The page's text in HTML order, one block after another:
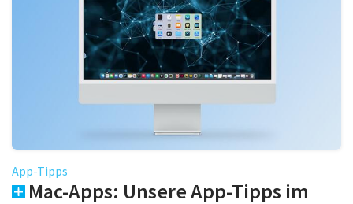
App-Tipps
Mac-Apps: Unsere App-Tipps im